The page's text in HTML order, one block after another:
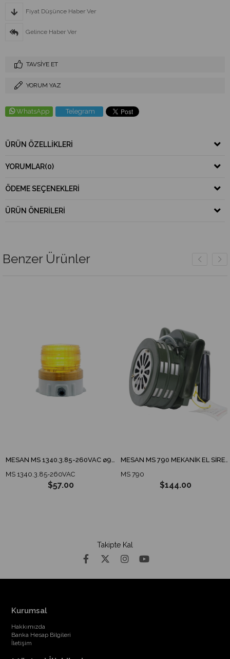
Fiyat Düşünce Haber Ver
Gelince Haber Ver
TAVSIYE ET
YORUM YAZ
WhatsApp Telegram
ÜRÜN ÖZELLIKLERI
YORUMLAR(0)
ÖDEME SEÇENEKLERI
ÜRÜN ÖNERILERI
Benzer Ürünler
MESAN MS 1340.3.85-260VAC ø90 ENDÜSTRİYEL İKAZ LAMBA TABAN MONTAJ
MS 1340.3.85-260VAC
$57.00
MESAN MS 790 MEKANİK EL SİRENİ
MS 790
$144.00
Takipte Kal
Kurumsal
Hakkımızda
Banka Hesap Bilgileri
İletişim